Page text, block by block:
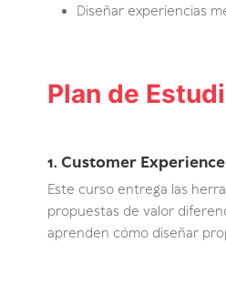
Diseñar experiencias
Plan de
1. Customer
Este curso entrega las
propuestas de valor
aprenden cómo diseñar